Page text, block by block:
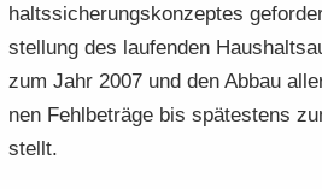
halts­si­che­rungs­kon­zep­tes
stel­lung des lau­fen­den
zum Jahr 2007 und den Abbau
nen Fehl­be­trä­ge bis spä­tes­tens
stellt.